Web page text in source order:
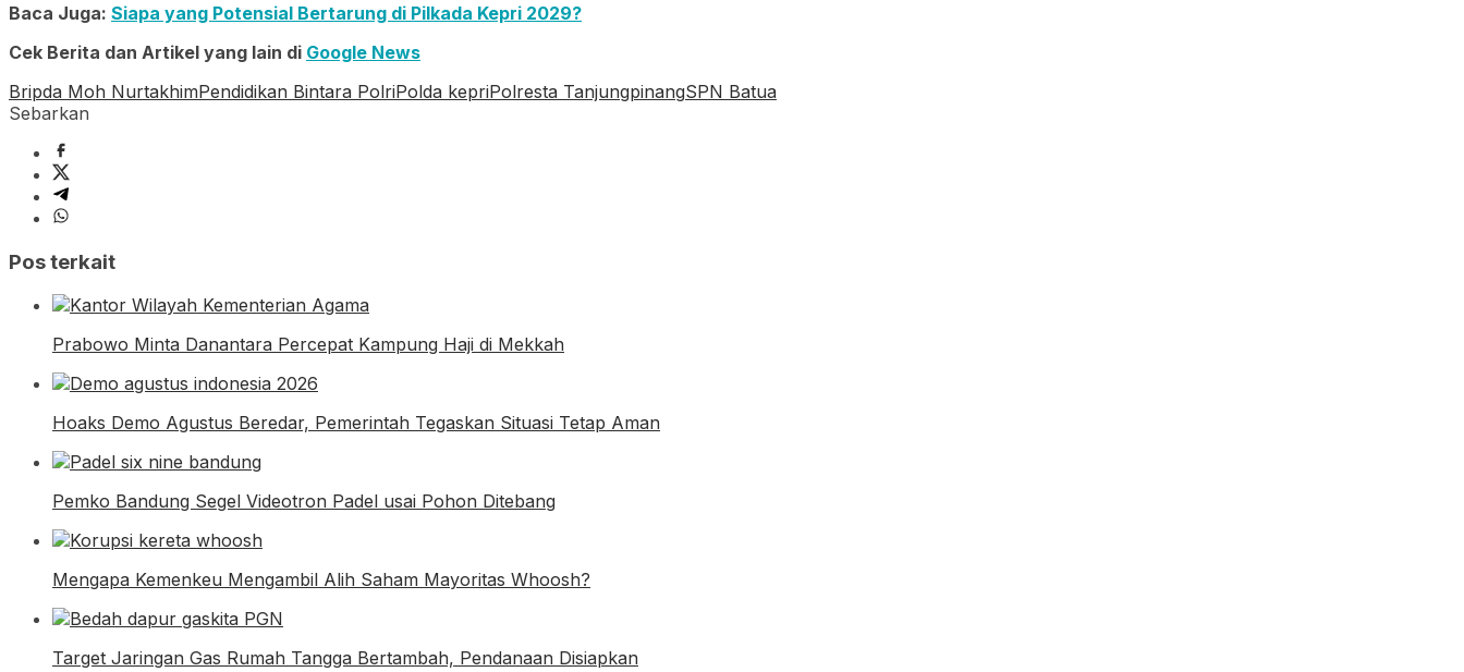
Baca Juga: Siapa yang Potensial Bertarung di Pilkada Kepri 2029?
Cek Berita dan Artikel yang lain di Google News
Bripda Moh NurtakhimPendidikan Bintara PolriPolda kepriPolresta TanjungpinangSPN Batua
Sebarkan
Pos terkait
Prabowo Minta Danantara Percepat Kampung Haji di Mekkah
Hoaks Demo Agustus Beredar, Pemerintah Tegaskan Situasi Tetap Aman
Pemko Bandung Segel Videotron Padel usai Pohon Ditebang
Mengapa Kemenkeu Mengambil Alih Saham Mayoritas Whoosh?
Target Jaringan Gas Rumah Tangga Bertambah, Pendanaan Disiapkan